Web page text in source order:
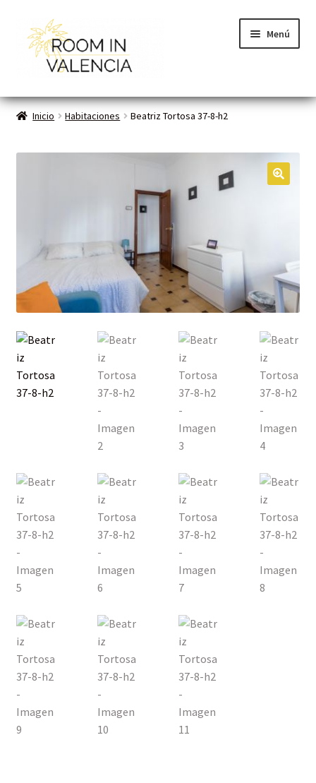
Menú
Inicio
Planes VLC
Mi cuenta
Inicio Habitaciones Beatriz Tortosa 37-8-h2